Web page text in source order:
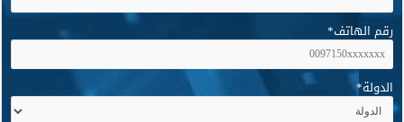
رقم الهاتف*
الدولة*